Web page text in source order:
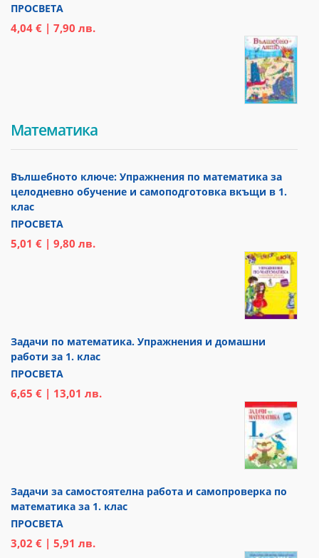
ПРОСВЕТА
4,04 € | 7,90 лв.
Математика
Вълшебното ключе: Упражнения по математика за
целодневно обучение и самоподготовка вкъщи в 1.
клас
ПРОСВЕТА
5,01 € | 9,80 лв.
Задачи по математика. Упражнения и домашни
работи за 1. клас
ПРОСВЕТА
6,65 € | 13,01 лв.
Задачи за самостоятелна работа и самопроверка по
математика за 1. клас
ПРОСВЕТА
3,02 € | 5,91 лв.